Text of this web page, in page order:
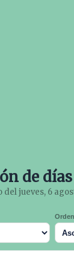
de
jueves, 6
Orden